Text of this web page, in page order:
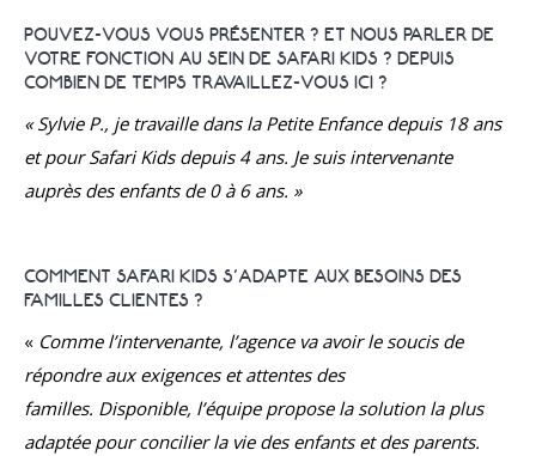
POUVEZ-VOUS VOUS PRÉSENTER ? ET NOUS PARLER DE
VOTRE FONCTION AU SEIN DE SAFARI KIDS ? DEPUIS
COMBIEN DE TEMPS TRAVAILLEZ-VOUS ICI ?
« Sylvie P., je travaille dans la Petite Enfance depuis 18 ans
et pour Safari Kids depuis 4 ans. Je suis intervenante
auprès des enfants de 0 à 6 ans. »
COMMENT SAFARI KIDS S’ADAPTE AUX BESOINS DES
FAMILLES CLIENTES ?
« Comme l’intervenante, l’agence va avoir le soucis de
répondre aux exigences et attentes des
familles. Disponible, l’équipe propose la solution la plus
adaptée pour concilier la vie des enfants et des parents.